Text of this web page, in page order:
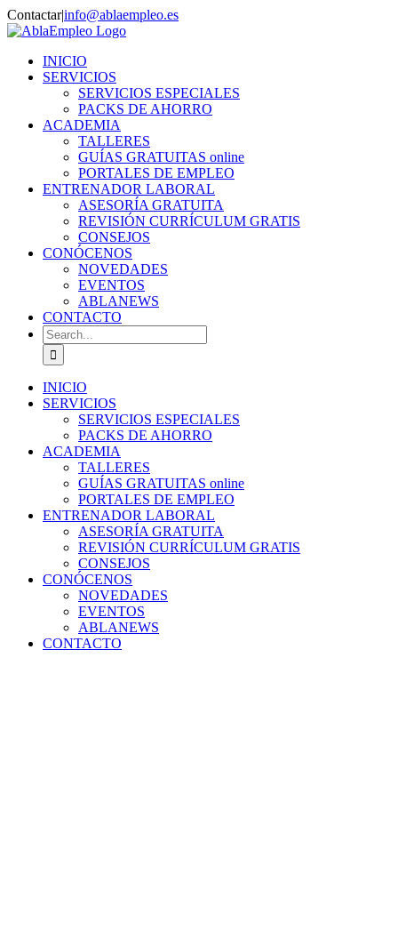
Skip
to
Contactar|info@ablaempleo.es
Facebook
Phone
INICIO
SERVICIOS
SERVICIOS ESPECIALES
PACKS DE AHORRO
ACADEMIA
TALLERES
GUÍAS GRATUITAS online
PORTALES DE EMPLEO
ENTRENADOR LABORAL
ASESORÍA GRATUITA
REVISIÓN CURRÍCULUM GRATIS
CONSEJOS
CONÓCENOS
NOVEDADES
EVENTOS
ABLANEWS
CONTACTO
Search
for:
INICIO
SERVICIOS
SERVICIOS ESPECIALES
PACKS DE AHORRO
ACADEMIA
TALLERES
GUÍAS GRATUITAS online
PORTALES DE EMPLEO
ENTRENADOR LABORAL
ASESORÍA GRATUITA
REVISIÓN CURRÍCULUM GRATIS
CONSEJOS
CONÓCENOS
NOVEDADES
EVENTOS
ABLANEWS
CONTACTO